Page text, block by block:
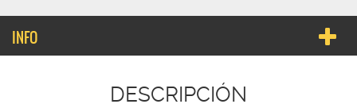
INFO
DESCRIPCIÓN